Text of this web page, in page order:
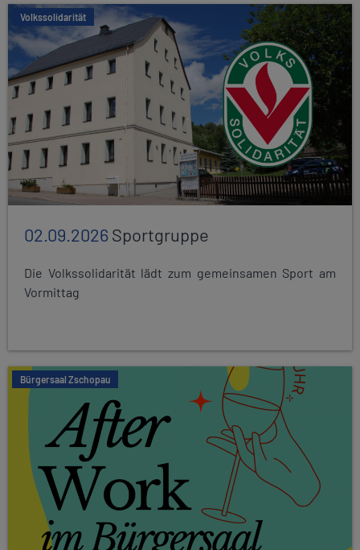
Volkssolidarität
02.09.2026Sportgruppe
Die Volkssolidarität lädt zum gemeinsamen Sport am
Vormittag
Bürgersaal Zschopau